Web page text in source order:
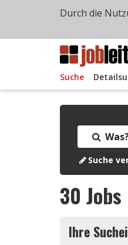
Suche
Suche
30
Ihre
Durch die